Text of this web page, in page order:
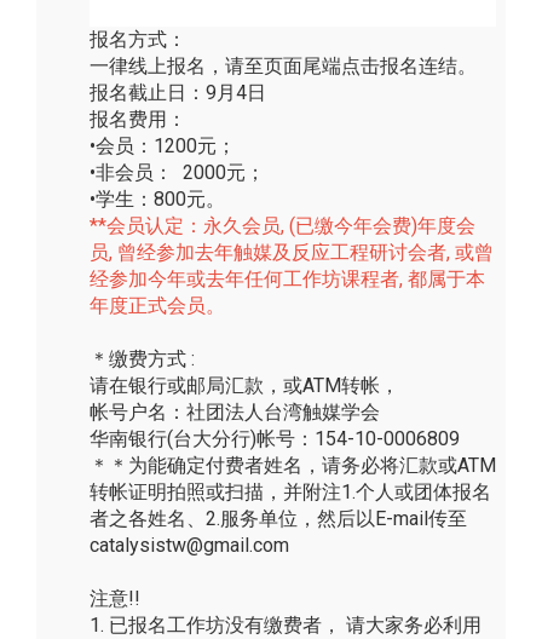
报名方式：
一律线上报名，请至页面尾端点击报名连结。
报名截止日：9月4日
报名费用：
•会员：1200元；
•非会员： 2000元；
•学生：800元。
**会员认定：永久会员, (已缴今年会费)年度会
员, 曾经参加去年触媒及反应工程研讨会者, 或曾
经参加今年或去年任何工作坊课程者, 都属于本
年度正式会员。
＊缴费方式 :
请在银行或邮局汇款，或ATM转帐，
帐号户名：社团法人台湾触媒学会
华南银行(台大分行)帐号：154-10-0006809
＊＊为能确定付费者姓名，请务必将汇款或ATM
转帐证明拍照或扫描，并附注1.个人或团体报名
者之各姓名、2.服务单位，然后以E-mail传至
catalysistw@gmail.com
注意!!
1. 已报名工作坊没有缴费者， 请大家务必利用